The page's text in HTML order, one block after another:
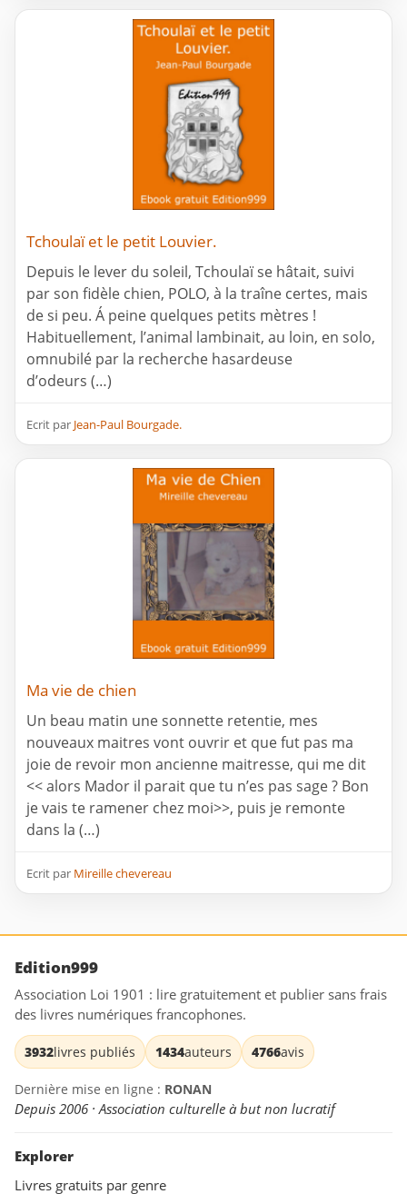
Tchoulaï et le petit Louvier.
Depuis le lever du soleil, Tchoulaï se hâtait, suivi
par son fidèle chien, POLO, à la traîne certes, mais
de si peu. Á peine quelques petits mètres !
Habituellement, l’animal lambinait, au loin, en solo,
omnubilé par la recherche hasardeuse
d’odeurs (…)
Ecrit par Jean-Paul Bourgade.
Ma vie de chien
Un beau matin une sonnette retentie, mes
nouveaux maitres vont ouvrir et que fut pas ma
joie de revoir mon ancienne maitresse, qui me dit
<< alors Mador il parait que tu n’es pas sage ? Bon
je vais te ramener chez moi>>, puis je remonte
dans la (…)
Ecrit par Mireille chevereau
Edition999
Association Loi 1901 : lire gratuitement et publier sans frais
des livres numériques francophones.
3932livres publiés 1434auteurs 4766avis
Dernière mise en ligne : RONAN
Depuis 2006 · Association culturelle à but non lucratif
Explorer
Livres gratuits par genre